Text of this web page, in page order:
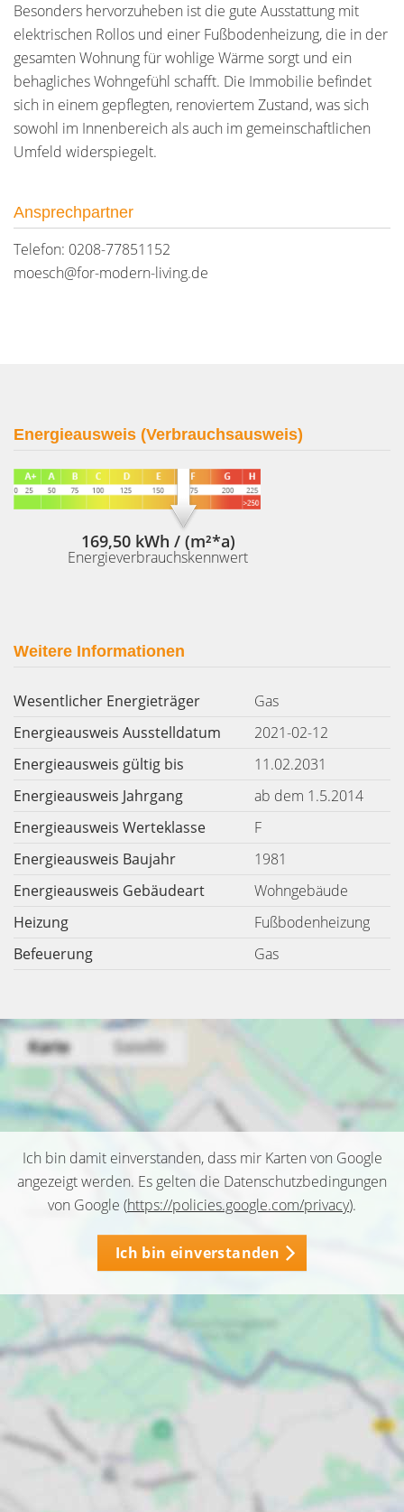
Besonders hervorzuheben ist die gute Ausstattung mit
elektrischen Rollos und einer Fußbodenheizung, die in der
gesamten Wohnung für wohlige Wärme sorgt und ein
behagliches Wohngefühl schafft. Die Immobilie befindet
sich in einem gepflegten, renoviertem Zustand, was sich
sowohl im Innenbereich als auch im gemeinschaftlichen
Umfeld widerspiegelt.
Ansprechpartner
Telefon: 0208-77851152
moesch@for-modern-living.de
Energieausweis (Verbrauchsausweis)
169,50 kWh / (m²*a)
Energieverbrauchskennwert
Weitere Informationen
Wesentlicher Energieträger
Gas
Energieausweis Ausstelldatum
2021-02-12
Energieausweis gültig bis
11.02.2031
Energieausweis Jahrgang
ab dem 1.5.2014
Energieausweis Werteklasse
F
Energieausweis Baujahr
1981
Energieausweis Gebäudeart
Wohngebäude
Heizung
Fußbodenheizung
Befeuerung
Gas
Ich bin damit einverstanden, dass mir Karten von Google
angezeigt werden. Es gelten die Datenschutzbedingungen
von Google (https://policies.google.com/privacy).
Ich bin einverstanden